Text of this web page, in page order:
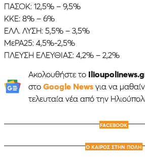
ΠΑΣΟΚ: 12,5% – 9,5%
ΚΚΕ: 8% – 6%
ΕΛΛ. ΛΥΣΗ: 5,5% – 3,5%
ΜεΡΑ25: 4,5%-2,5%
ΠΛΕΥΣΗ ΕΛΕΥΘΙΑΣ: 4,2% – 2,2%
Ακολουθήστε το
στο Google Newsγια να
τελευταία νέα από την
FACEBOOK
Ο ΚΑΙΡΟΣ ΣΤΗΝ ΠΟΛΗ